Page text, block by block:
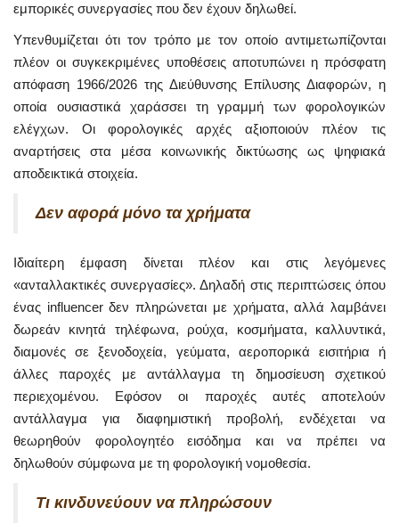
εμπορικές συνεργασίες που δεν έχουν δηλωθεί.
Υπενθυμίζεται ότι τον τρόπο με τον οποίο αντιμετωπίζονται
πλέον οι συγκεκριμένες υποθέσεις αποτυπώνει η πρόσφατη
απόφαση 1966/2026 της Διεύθυνσης Επίλυσης Διαφορών, η
οποία ουσιαστικά χαράσσει τη γραμμή των φορολογικών
ελέγχων. Οι φορολογικές αρχές αξιοποιούν πλέον τις
αναρτήσεις στα μέσα κοινωνικής δικτύωσης ως ψηφιακά
αποδεικτικά στοιχεία.
Δεν αφορά μόνο τα χρήματα
Ιδιαίτερη έμφαση δίνεται πλέον και στις λεγόμενες
«ανταλλακτικές συνεργασίες». Δηλαδή στις περιπτώσεις όπου
ένας influencer δεν πληρώνεται με χρήματα, αλλά λαμβάνει
δωρεάν κινητά τηλέφωνα, ρούχα, κοσμήματα, καλλυντικά,
διαμονές σε ξενοδοχεία, γεύματα, αεροπορικά εισιτήρια ή
άλλες παροχές με αντάλλαγμα τη δημοσίευση σχετικού
περιεχομένου. Εφόσον οι παροχές αυτές αποτελούν
αντάλλαγμα για διαφημιστική προβολή, ενδέχεται να
θεωρηθούν φορολογητέο εισόδημα και να πρέπει να
δηλωθούν σύμφωνα με τη φορολογική νομοθεσία.
Τι κινδυνεύουν να πληρώσουν